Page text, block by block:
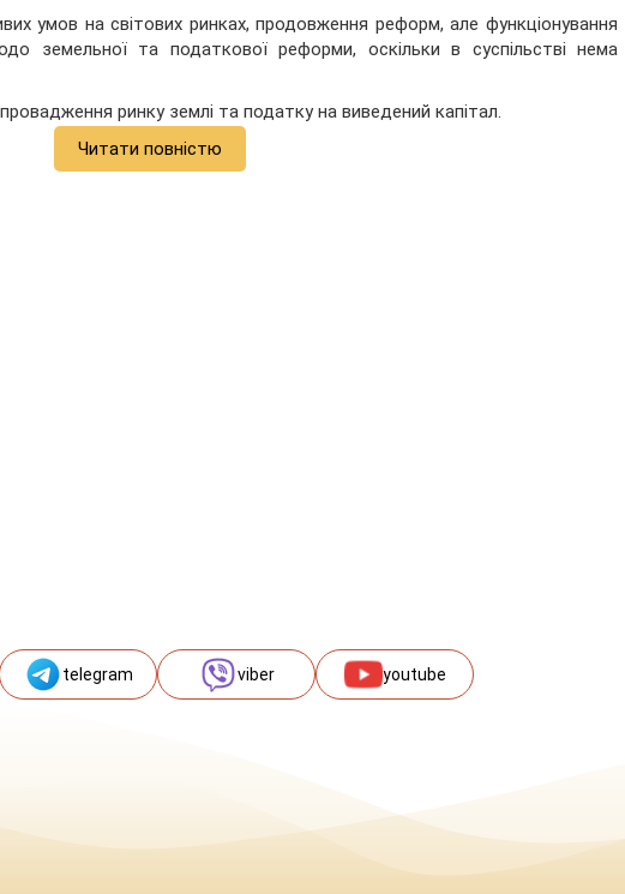
умов на світових ринках, продовження реформ, але функціонування
земельної та податкової реформи, оскільки в суспільстві нема
ринку землі та податку на виведений капітал.
Читати повністю
telegram viber youtube